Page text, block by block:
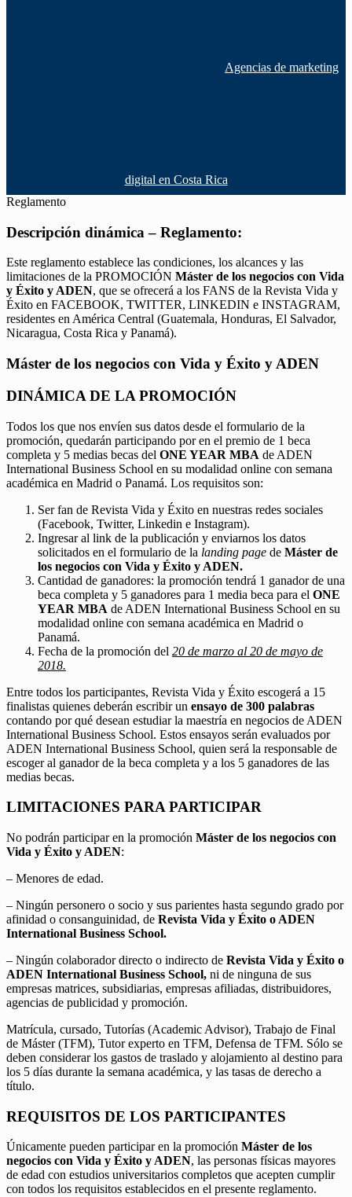
Agencias de marketing
digital en Costa Rica
Reglamento
Descripción dinámica – Reglamento:
Este reglamento establece las condiciones, los alcances y las
limitaciones de la PROMOCIÓN Máster de los negocios con Vida
y Éxito y ADEN, que se ofrecerá a los FANS de la Revista Vida y
Éxito en FACEBOOK, TWITTER, LINKEDIN e INSTAGRAM,
residentes en América Central (Guatemala, Honduras, El Salvador,
Nicaragua, Costa Rica y Panamá).
Máster de los negocios con Vida y Éxito y ADEN
DINÁMICA DE LA PROMOCIÓN
Todos los que nos envíen sus datos desde el formulario de la
promoción, quedarán participando por en el premio de 1 beca
completa y 5 medias becas del ONE YEAR MBA de ADEN
International Business School en su modalidad online con semana
académica en Madrid o Panamá. Los requisitos son:
Ser fan de Revista Vida y Éxito en nuestras redes sociales
(Facebook, Twitter, Linkedin e Instagram).
Ingresar al link de la publicación y enviarnos los datos
solicitados en el formulario de la landing page de Máster de
los negocios con Vida y Éxito y ADEN.
Cantidad de ganadores: la promoción tendrá 1 ganador de una
beca completa y 5 ganadores para 1 media beca para el ONE
YEAR MBA de ADEN International Business School en su
modalidad online con semana académica en Madrid o
Panamá.
Fecha de la promoción del 20 de marzo al 20 de mayo de
2018.
Entre todos los participantes, Revista Vida y Éxito escogerá a 15
finalistas quienes deberán escribir un ensayo de 300 palabras
contando por qué desean estudiar la maestría en negocios de ADEN
International Business School. Estos ensayos serán evaluados por
ADEN International Business School, quien será la responsable de
escoger al ganador de la beca completa y a los 5 ganadores de las
medias becas.
LIMITACIONES PARA PARTICIPAR
No podrán participar en la promoción Máster de los negocios con
Vida y Éxito y ADEN:
– Menores de edad.
– Ningún personero o socio y sus parientes hasta segundo grado por
afinidad o consanguinidad, de Revista Vida y Éxito o ADEN
International Business School.
– Ningún colaborador directo o indirecto de Revista Vida y Éxito o
ADEN International Business School, ni de ninguna de sus
empresas matrices, subsidiarias, empresas afiliadas, distribuidores,
agencias de publicidad y promoción.
Matrícula, cursado, Tutorías (Academic Advisor), Trabajo de Final
de Máster (TFM), Tutor experto en TFM, Defensa de TFM. Sólo se
deben considerar los gastos de traslado y alojamiento al destino para
los 5 días durante la semana académica, y las tasas de derecho a
título.
REQUISITOS DE LOS PARTICIPANTES
Únicamente pueden participar en la promoción Máster de los
negocios con Vida y Éxito y ADEN, las personas físicas mayores
de edad con estudios universitarios completos que acepten cumplir
con todos los requisitos establecidos en el presente reglamento.